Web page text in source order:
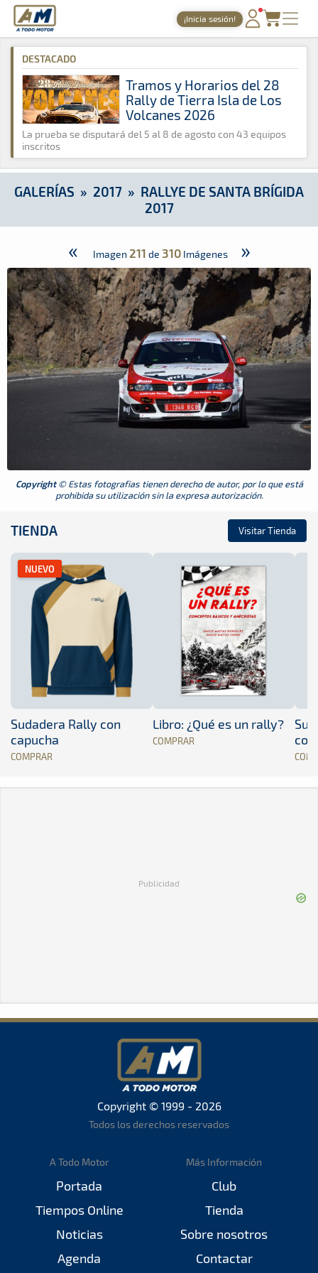
A Todo Motor · Revista del motor desde 1999
¡Inicia sesión!
PORTADA
TIEMPOS ONLINE
NOTICIAS
AGENDA
GALERÍAS
TIENDA
A Todo Motor » Galerías » 2017 » Rallye de Santa Brígida 2017
DESTACADO
Tramos y Horarios del 28
Rally de Tierra Isla de Los
Volcanes 2026
La prueba se disputará del 5 al 8 de agosto con 43 equipos
inscritos
GALERÍAS » 2017 » RALLYE DE SANTA BRÍGIDA
2017
« Imagen 211 de 310Imágenes »
Copyright© Estas fotografias tienen derecho de autor, por lo que está
prohibida su utilización sin la expresa autorización.
TIENDA Visitar Tienda
NUEVO
Sudadera Rally con
capucha
COMPRAR
Libro: ¿Qué es un rally?
COMPRAR
Publicidad
Copyright © 1999 - 2026
Todos los derechos reservados
A Todo Motor
Portada
Tiempos Online
Noticias
Agenda
Más Información
Club
Tienda
Sobre nosotros
Contactar